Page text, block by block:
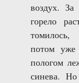
воздух. За
горело
томилось,
потом
пологом
синева.